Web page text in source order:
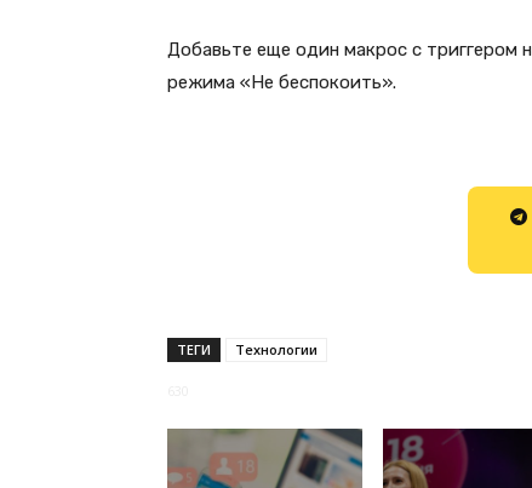
Добавьте еще один макрос с триггером
режима «Не беспокоить».
ТЕГИ Технологии